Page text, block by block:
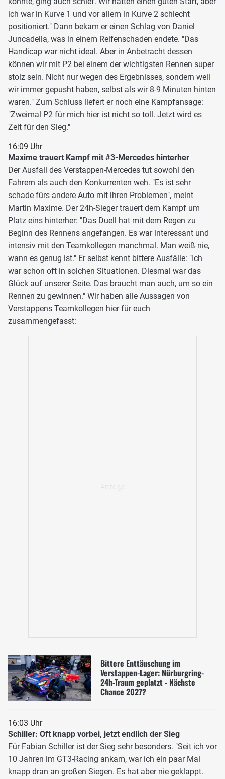
ich war in Kurve 1 und vor allem in Kurve 2 schlecht
positioniert." Dann bekam er einen Schlag von Daniel
Juncadella, was in einem Reifenschaden endete. "Das
Handicap war nicht ideal. Aber in Anbetracht dessen
können wir mit P2 bei einem der wichtigsten Rennen super
stolz sein. Nicht nur wegen des Ergebnisses, sondern weil
wir immer gepusht haben, selbst als wir 8-9 Minuten hinten
waren." Zum Schluss liefert er noch eine Kampfansage:
"Zweimal P2 für mich hier ist nicht so toll. Jetzt wird es
Zeit für den Sieg."
16:09 Uhr
Maxime trauert Kampf mit #3-Mercedes hinterher
Der Ausfall des Verstappen-Mercedes tut sowohl den
Fahrern als auch den Konkurrenten weh. "Es ist sehr
schade fürs andere Auto mit ihren Problemen", meint
Martin Maxime. Der 24h-Sieger trauert dem Kampf um
Platz eins hinterher: "Das Duell hat mit dem Regen zu
Beginn des Rennens angefangen. Es war interessant und
intensiv mit den Teamkollegen manchmal. Man weiß nie,
wann es genug ist." Er selbst kennt bittere Ausfälle: "Ich
war schon oft in solchen Situationen. Diesmal war das
Glück auf unserer Seite. Das braucht man auch, um so ein
Rennen zu gewinnen." Wir haben alle Aussagen von
Verstappens Teamkollegen hier für euch
zusammengefasst:
Bittere Enttäuschung im
Verstappen-Lager: Nürburgring-
24h-Traum geplatzt - Nächste
Chance 2027?
16:03 Uhr
Schiller: Oft knapp vorbei, jetzt endlich der Sieg
Für Fabian Schiller ist der Sieg sehr besonders. "Seit ich vor
10 Jahren im GT3-Racing ankam, war ich ein paar Mal
knapp dran an großen Siegen. Es hat aber nie geklappt.